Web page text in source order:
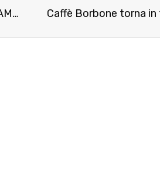
ORAL-B PORTA I CONSUMATORI IN TV CON IL PRIMO SPOT DELLA CAMPAGNA “SORRISI UNICI” INSIEME A LUCA ARGENTERO Caffè Borbone torna